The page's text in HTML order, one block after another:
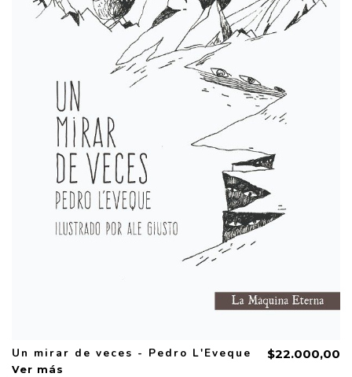
Un mirar de veces - Pedro L'Eveque $22.000,00
Ver más